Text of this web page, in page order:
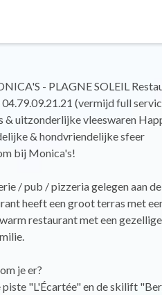
- PLAGNE SOLEIL
(vermijd full
& uitzonderlijke vleeswaren
& hondvriendelijke sfeer
bij Monica's!
/ pub / pizzeria gelegen aan
heeft een groot terras met
restaurant met een
je er?
piste "L'Écartée" en de skilift